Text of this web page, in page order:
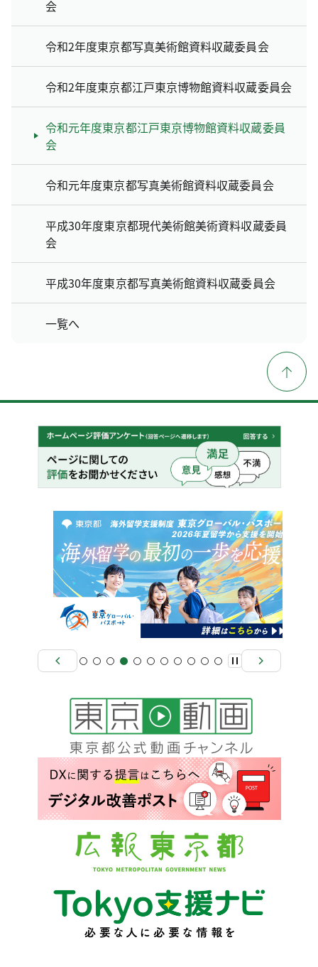
会
令和2年度東京都写真美術館資料収蔵委員会
令和2年度東京都江戸東京博物館資料収蔵委員会
令和元年度東京都江戸東京博物館資料収蔵委員
会
令和元年度東京都写真美術館資料収蔵委員会
平成30年度東京都現代美術館美術資料収蔵委員
会
平成30年度東京都写真美術館資料収蔵委員会
一覧へ